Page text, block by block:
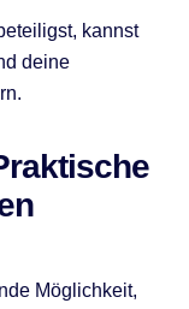
kannst
deine
Möglichkeit,